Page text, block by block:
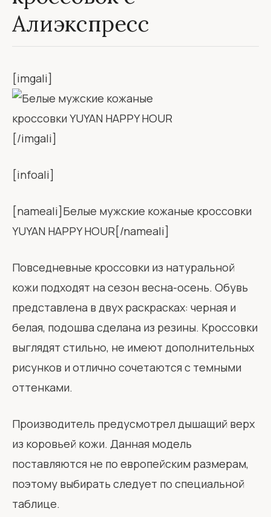
Алиэкспресс
[imgali]
[/imgali]
[infoali]
[nameali]Белые мужские кожаные кроссовки
YUYAN HAPPY HOUR[/nameali]
Повседневные кроссовки из натуральной
кожи подходят на сезон весна-осень. Обувь
представлена в двух раскрасках: черная и
белая, подошва сделана из резины. Кроссовки
выглядят стильно, не имеют дополнительных
рисунков и отлично сочетаются с темными
оттенками.
Производитель предусмотрел дышащий верх
из коровьей кожи. Данная модель
поставляются не по европейским размерам,
поэтому выбирать следует по специальной
таблице.